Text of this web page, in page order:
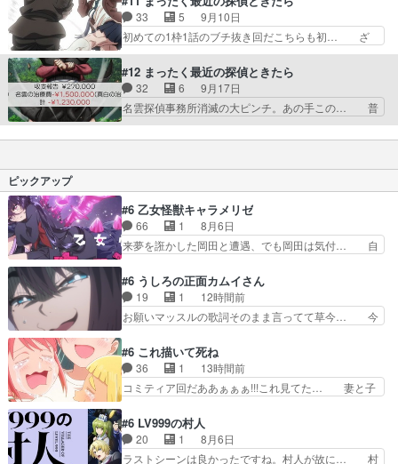
の技術がありすぎるこの才能… もうこれアスナロ
メイン？って錯覚するほど… 風ちゃん×乳首試食
おじさんのタッグ熱い、…
笑ったー٩(๑>∀<๑)وガーデン… 盗撮魔を捕まえに
プールへ。というわけでの… 勘違いと理不尽か
ら。珍しくアズハ同行で出… アズハさんの尻だあ
んの過去の記憶がザラ… マキちゃん小さくないじ
ゃん！！スペックい… 毎回声出して笑っちゃうん
だよね。ギンヤン…
33 5
9月10日
初めての1枠1話のブチ抜き回だこちらも初… ざ
ーさんを酷使しすぎだｗ「TRICK」の… 原作でも
すごい話だったけど、アニメでも忠… ちょっと残
念に思っていたけどみたいだった… このアニメ、
最初の2,3回はめちゃくちゃ… 見覚えのある話す
ぎたな。やはりおっぱいで… ■9/10視聴アニメ転
#12 まったく最近の探偵ときたら
32 6
9月17日
名雲探偵事務所消滅の大ピンチ。あの手この… 普
通にゴリラが出てたらサスケ終わってた … 加齢
でボロボロな探偵・名雲とフィジカルゴ… 事務所
ージめくった後のオチに変顔の画力… EDが特別
作品が最近多いなあ。１２話ち… 最後までネタも
ノリもドン滑りだったけどこ… 相変わらず真白ち
ゃんの身体能力がバグすぎ… 最後まで勢いあるギ
ャグに感謝。あとマキち…
ピックアップ
#6 乙女怪獣キャラメリゼ
66 1
8月6日
来夢を誑かした岡田と遭遇、でも岡田は気付… 自
なからのメイク道具が、らいりーさんを… らいり
ーの影響で理想に向けて努力する黒絵… コングと
ゴ〇ラの怪獣大決戦!?w黒絵の友… らいりーが己
のルッキズムと相対する話とし… らいりーさんが
の小河内ダムに来た黒絵た… ライリーが好きだっ
たクズ男ハルゴンが懲ら… メイクでちょっと勇気
出てる黒絵ちゃん可愛…
#6 うしろの正面カムイさん
19 1
12時間前
お願いマッスルの歌詞そのまま言ってて草今… 今
大量に成仏させた ジェットババアの亜… 1日で
6人は流石絶倫カムイ婆もしっかり抱… 今回は交
通悪霊の除霊ツアー。Aパはいつも… 前半の霊カ
モみたいになってるよねwジェッ… 今回はいつも
んを怪異と見間違え叫んでお… 交通系悪霊除霊ツ
アー編！どっちが悪かよく… よく見ないと気付け
ない2つのエピソードに…
#6 これ描いて死ね
36 1
13時間前
コミティア回だああぁぁぁ!!!これ見てた… 妻と子
らえた最初の一冊お客にプロポーズ… 遅れて5
話，コミティア前哨戦ですが，ここ… 「同情は創
作の敵」いい言葉だ。でも応援す… 東京で開かれ
#6 LV999の村人
20 1
8月6日
ラストシーンは良かったですね。村人が故に… 村